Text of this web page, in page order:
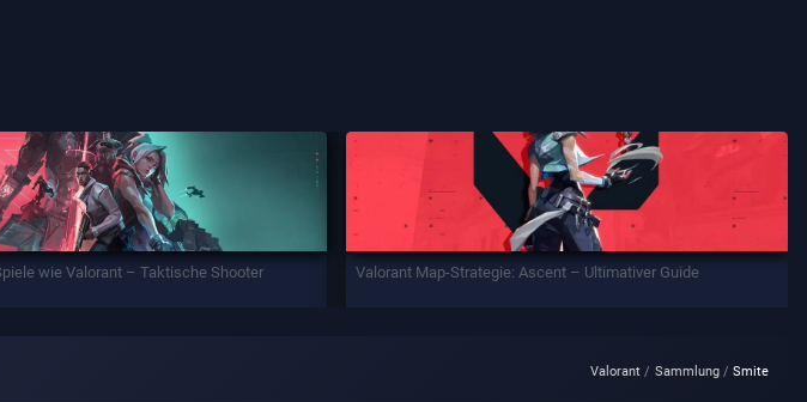
wie Valorant – Taktische Shooter Valorant Map-Strategie: Ascent – Ultimativer Guide
Valorant Sammlung Smite